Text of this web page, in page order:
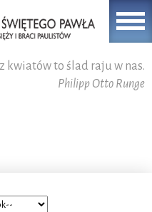
z kwiatów to ślad raju w nas.
Philipp Otto Runge